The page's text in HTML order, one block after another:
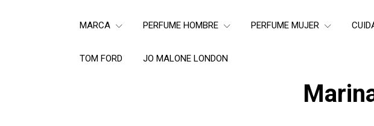
MARCA PERFUME HOMBRE PERFUME MUJER
TOM FORD JO MALONE LONDON